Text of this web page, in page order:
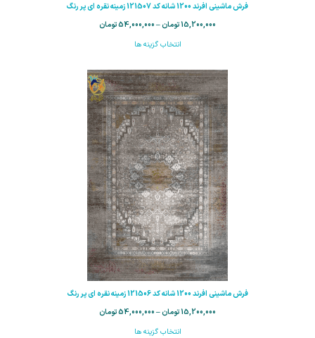
فرش ماشینی افرند 1200 شانه کد 121507 زمینه نقره ای پر رنگ
15,200,000تومان–
54,000,000تومان
انتخاب گزینه ها
فرش ماشینی افرند 1200 شانه کد 121506 زمینه نقره ای پر رنگ
15,200,000تومان–
54,000,000تومان
انتخاب گزینه ها